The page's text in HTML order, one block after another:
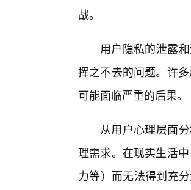
战。
用户隐私的泄露
挥之不去的问题。许
可能面临严重的后果。
从用户心理层面
理需求。在现实生活
力等）而无法得到充